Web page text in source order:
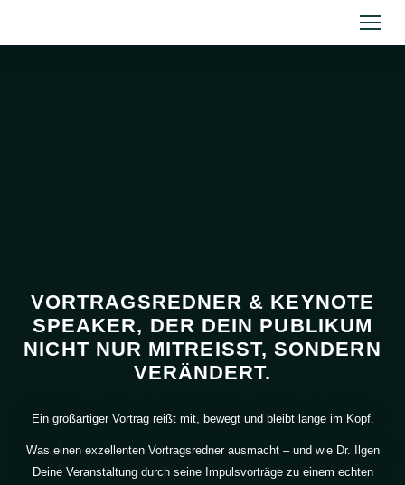
VORTRAGSREDNER & KEYNOTE
SPEAKER, DER DEIN PUBLIKUM
NICHT NUR MITREISST, SONDERN V
ERÄNDERT.
Ein großartiger Vortrag reißt mit, bewegt und bleibt lange im Kopf.
Was einen exzellenten Vortragsredner ausmacht – und wie Dr. Ilgen
Deine Veranstaltung durch seine Impulsvorträge zu einem echten